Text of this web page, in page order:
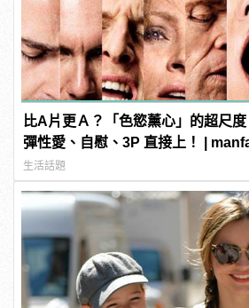
比A片更Ａ？「色慾薰心」的超尺
彈性愛、自慰、3P 直接上！ |
生活話題